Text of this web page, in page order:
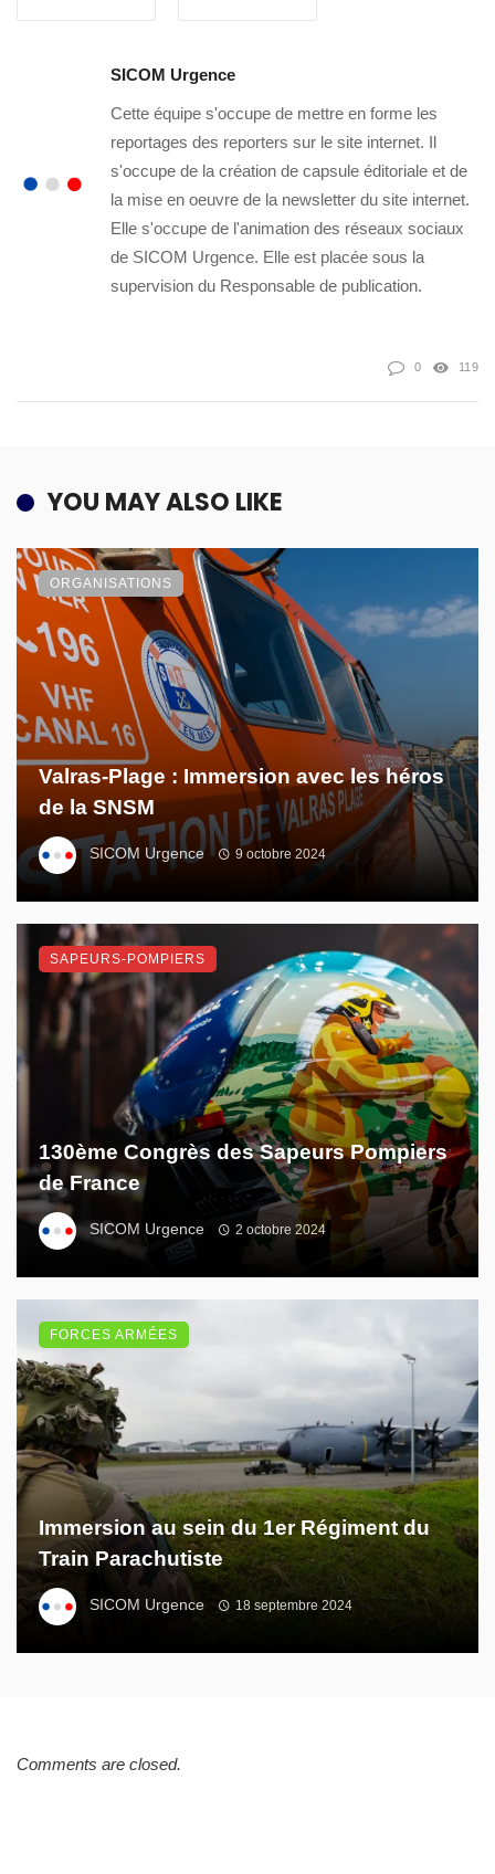
SICOM Urgence
Cette équipe s'occupe de mettre en forme les
reportages des reporters sur le site internet. Il
s'occupe de la création de capsule éditoriale et de
la mise en oeuvre de la newsletter du site internet.
Elle s'occupe de l'animation des réseaux sociaux
de SICOM Urgence. Elle est placée sous la
supervision du Responsable de publication.
0 119
YOU MAY ALSO LIKE
Valras-Plage : Immersion avec les héros
de la SNSM
SICOM Urgence 9 octobre 2024
ORGANISATIONS
130ème Congrès des Sapeurs Pompiers
de France
SICOM Urgence 2 octobre 2024
SAPEURS-POMPIERS
Immersion au sein du 1er Régiment du
Train Parachutiste
SICOM Urgence 18 septembre 2024
FORCES ARMÉES
Comments are closed.